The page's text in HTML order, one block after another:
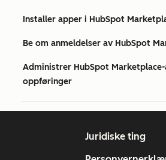
Installer apper i HubSpot
Be om anmeldelser av HubSpot
Administrer HubSpot
oppføringer
Juridiske ting